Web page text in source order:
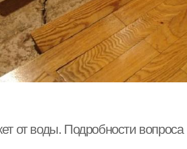
от воды. Подробности вопроса